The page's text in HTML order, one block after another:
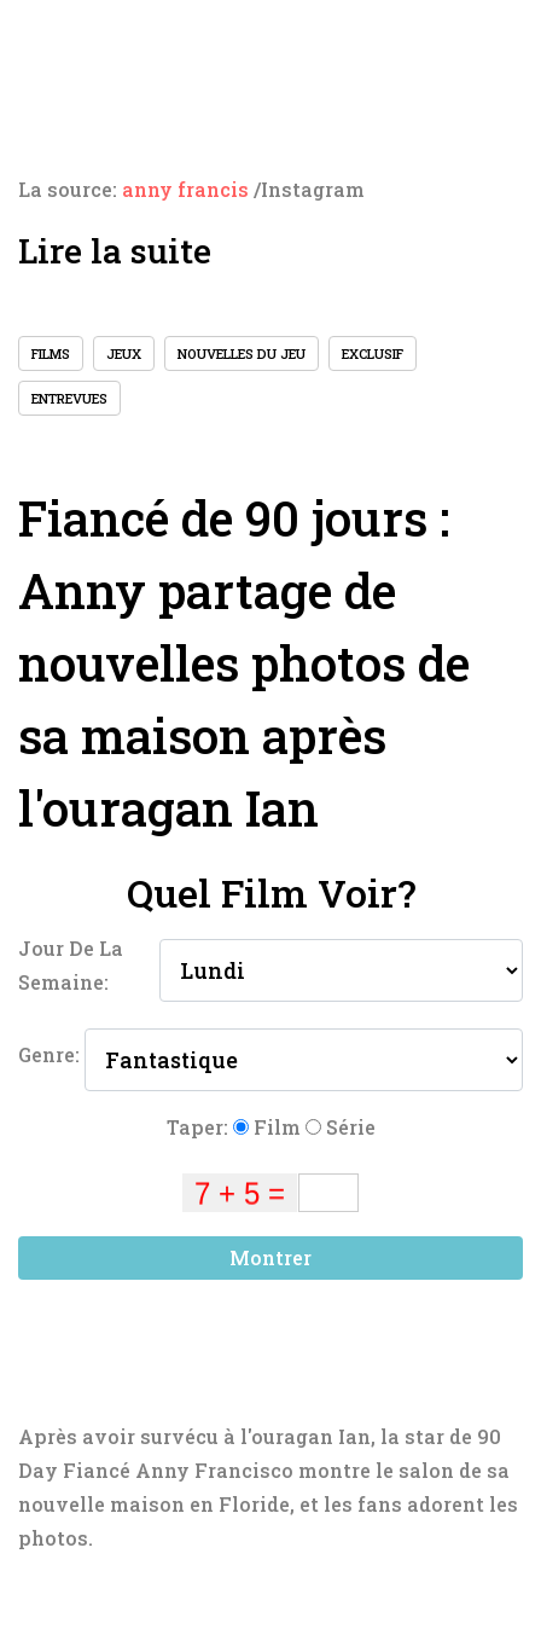
La source: anny francis /Instagram
Lire la suite
FILMS JEUX NOUVELLES DU JEU EXCLUSIF
ENTREVUES
Fiancé de 90 jours :
Anny partage de
nouvelles photos de
sa maison après
l'ouragan Ian
Quel Film Voir?
Jour De La
Semaine:
Genre:
Taper: Film Série
Montrer
Après avoir survécu à l'ouragan Ian, la star de 90
Day Fiancé Anny Francisco montre le salon de sa
nouvelle maison en Floride, et les fans adorent les
photos.